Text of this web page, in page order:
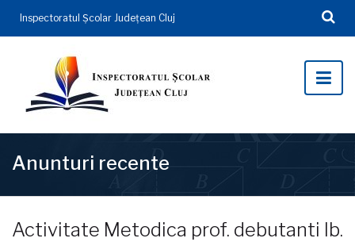
Inspectoratul Şcolar Județean Cluj
Anunturi recente
Activitate Metodica prof. debutanti lb.